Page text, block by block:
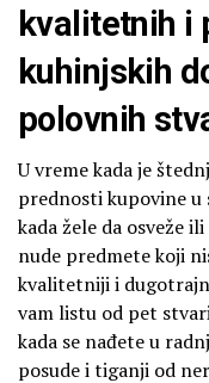
kvalitetnih i
kuhinjskih
polovnih
U vreme kada je
prednosti kupovine u
kada žele da osveže
nude predmete koji
kvalitetniji i
vam listu od pet
kada se nađete u
posude i tiganji od